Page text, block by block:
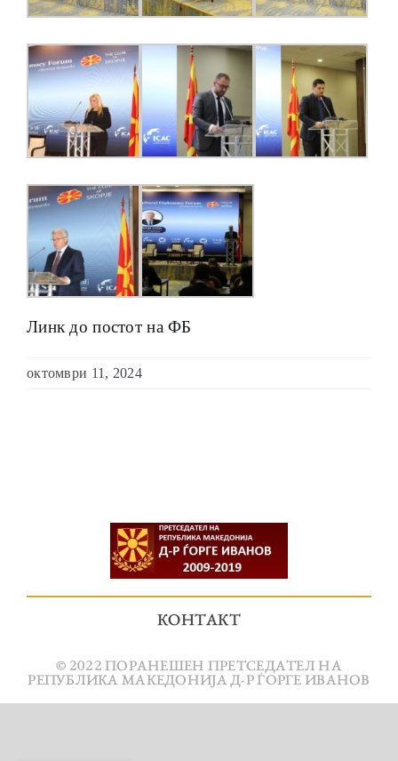
Линк до постот на ФБ
октомври 11, 2024
КОНТАКТ
© 2022 ПОРАНЕШЕН ПРЕТСЕДАТЕЛ НА
РЕПУБЛИКА МАКЕДОНИЈА Д-Р ЃОРГЕ ИВАНОВ